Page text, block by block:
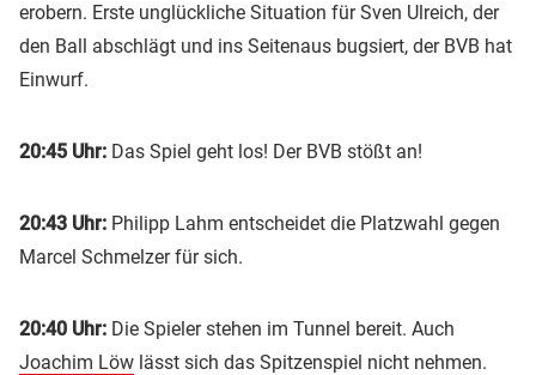
erobern. Erste unglückliche Situation für Sven Ulreich, der
den Ball abschlägt und ins Seitenaus bugsiert, der BVB hat
Einwurf.
20:45 Uhr: Das Spiel geht los! Der BVB stößt an!
20:43 Uhr: Philipp Lahm entscheidet die Platzwahl gegen
Marcel Schmelzer für sich.
20:40 Uhr: Die Spieler stehen im Tunnel bereit. Auch
Joachim Löw lässt sich das Spitzenspiel nicht nehmen.